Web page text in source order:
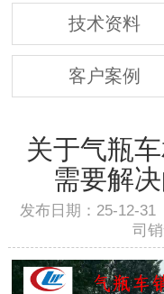
技术资料
客户案例
关于气瓶
需要解
发布日期：25-12-
司